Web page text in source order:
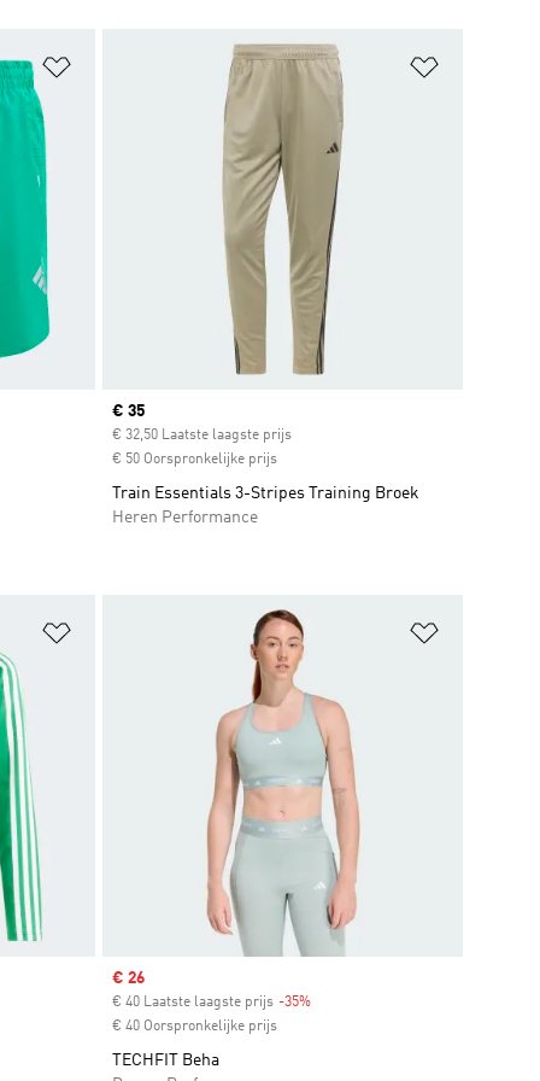
Op verlanglijst zetten
Current price
€ 35
€ 32,50 Laatste laagste prijs
€ 50 Oorspronkelijke prijs
Train Essentials 3-Stripes Training Broek
Heren Performance
Op verlanglijst zetten
Sale price
€ 26
€ 40 Laatste laagste prijs -35%Discount
€ 40 Oorspronkelijke prijs
TECHFIT Beha